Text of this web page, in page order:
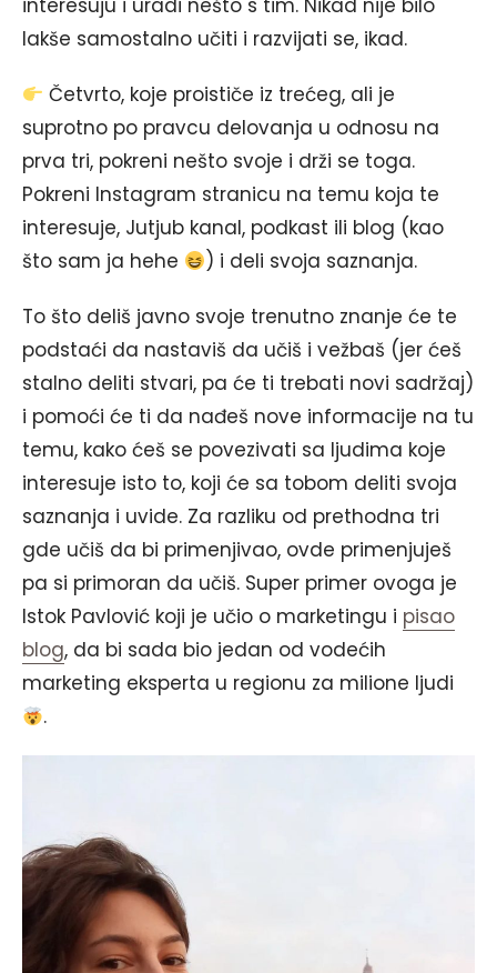
interesuju i uradi nešto s tim. Nikad nije bilo
lakše samostalno učiti i razvijati se, ikad.
Četvrto, koje proističe iz trećeg, ali je
suprotno po pravcu delovanja u odnosu na
prva tri, pokreni nešto svoje i drži se toga.
Pokreni Instagram stranicu na temu koja te
interesuje, Jutjub kanal, podkast ili blog (kao
što sam ja hehe
) i deli svoja saznanja.
To što deliš javno svoje trenutno znanje će te
podstaći da nastaviš da učiš i vežbaš (jer ćeš
stalno deliti stvari, pa će ti trebati novi sadržaj)
i pomoći će ti da nađeš nove informacije na tu
temu, kako ćeš se povezivati sa ljudima koje
interesuje isto to, koji će sa tobom deliti svoja
saznanja i uvide. Za razliku od prethodna tri
gde učiš da bi primenjivao, ovde primenjuješ
pa si primoran da učiš. Super primer ovoga je
Istok Pavlović koji je učio o marketingu i pisao
blog, da bi sada bio jedan od vodećih
marketing eksperta u regionu za milione ljudi
.